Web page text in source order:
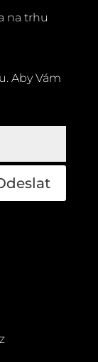
na trhu
Aby Vám